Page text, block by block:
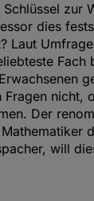
zur
dies
Laut
Fach
Fragen nicht,
Der
will